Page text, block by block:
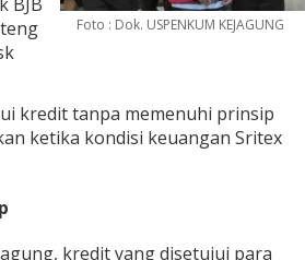
Foto : Dok. USPENKUM KEJAGUNG
kredit tanpa memenuhi prinsip
ketika kondisi keuangan Sritex
kredit yang disetujui para